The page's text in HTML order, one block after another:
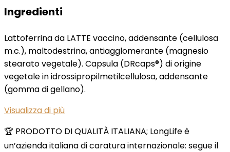
Ingredienti
Lattoferrina da LATTE vaccino, addensante (cellulosa
m.c.), maltodestrina, antiagglomerante (magnesio
stearato vegetale). Capsula (DRcaps®) di origine
vegetale in idrossipropilmetilcellulosa, addensante
(gomma di gellano).
Visualizza di più
🏆 PRODOTTO DI QUALITÀ ITALIANA; LongLife è
un’azienda italiana di caratura internazionale: segue il